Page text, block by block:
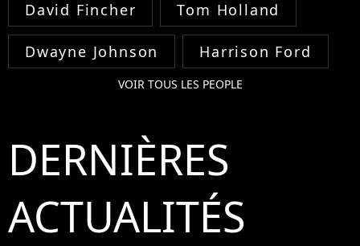
David Fincher Tom Holland
Dwayne Johnson Harrison Ford
VOIR TOUS LES PEOPLE
DERNIÈRES
ACTUALITÉS